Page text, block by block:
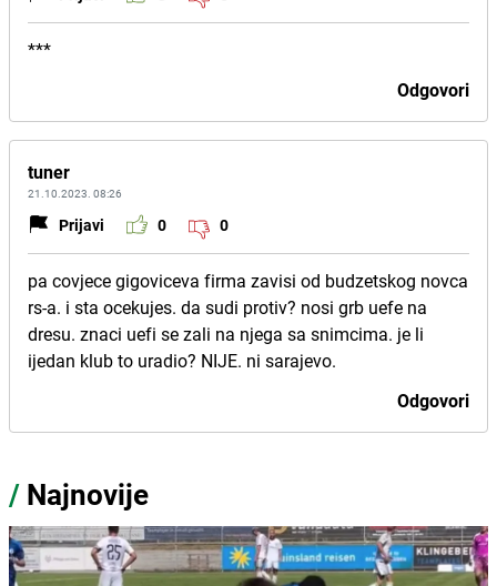
***
Odgovori
tuner
21.10.2023. 08:26
Prijavi 0 0
pa covjece gigoviceva firma zavisi od budzetskog novca
rs-a. i sta ocekujes. da sudi protiv? nosi grb uefe na
dresu. znaci uefi se zali na njega sa snimcima. je li
ijedan klub to uradio? NIJE. ni sarajevo.
Odgovori
/ Najnovije